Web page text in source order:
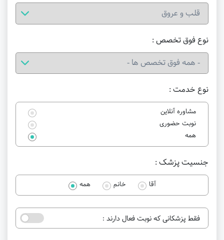
نوع خدمت :
مشاوره آنلاین
نوبت حضوری
همه
نوع فوق تخصص :
جنسیت پزشک :
آقا خانم همه
فقط پزشکانی که نوبت فعال دارند :